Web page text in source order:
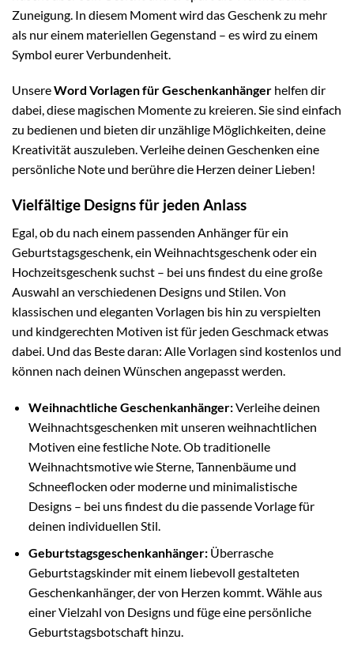
Zuneigung. In diesem Moment wird das Geschenk zu mehr
als nur einem materiellen Gegenstand – es wird zu einem
Symbol eurer Verbundenheit.
UnsereWord Vorlagen für Geschenkanhänger helfen dir
dabei, diese magischen Momente zu kreieren. Sie sind einfach
zu bedienen und bieten dir unzählige Möglichkeiten, deine
Kreativität auszuleben. Verleihe deinen Geschenken eine
persönliche Note und berühre die Herzen deiner Lieben!
Vielfältige Designs für jeden Anlass
Egal, ob du nach einem passenden Anhänger für ein
Geburtstagsgeschenk, ein Weihnachtsgeschenk oder ein
Hochzeitsgeschenk suchst – bei uns findest du eine große
Auswahl an verschiedenen Designs und Stilen. Von
klassischen und eleganten Vorlagen bis hin zu verspielten
und kindgerechten Motiven ist für jeden Geschmack etwas
dabei. Und das Beste daran: Alle Vorlagen sind kostenlos und
können nach deinen Wünschen angepasst werden.
Weihnachtliche Geschenkanhänger:Verleihe deinen
Weihnachtsgeschenken mit unseren weihnachtlichen
Motiven eine festliche Note. Ob traditionelle
Weihnachtsmotive wie Sterne, Tannenbäume und
Schneeflocken oder moderne und minimalistische
Designs – bei uns findest du die passende Vorlage für
deinen individuellen Stil.
Geburtstagsgeschenkanhänger:Überrasche
Geburtstagskinder mit einem liebevoll gestalteten
Geschenkanhänger, der von Herzen kommt. Wähle aus
einer Vielzahl von Designs und füge eine persönliche
Geburtstagsbotschaft hinzu.